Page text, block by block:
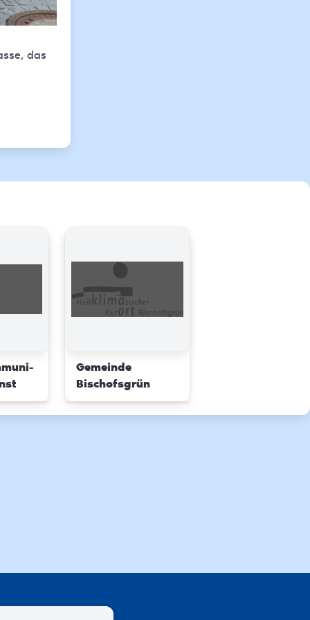
das
Gemeinde
Bischofsgrün